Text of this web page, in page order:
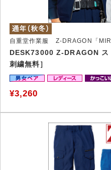
DESK73000 Z-DRAGON ス
刺繍無料］
¥3,260